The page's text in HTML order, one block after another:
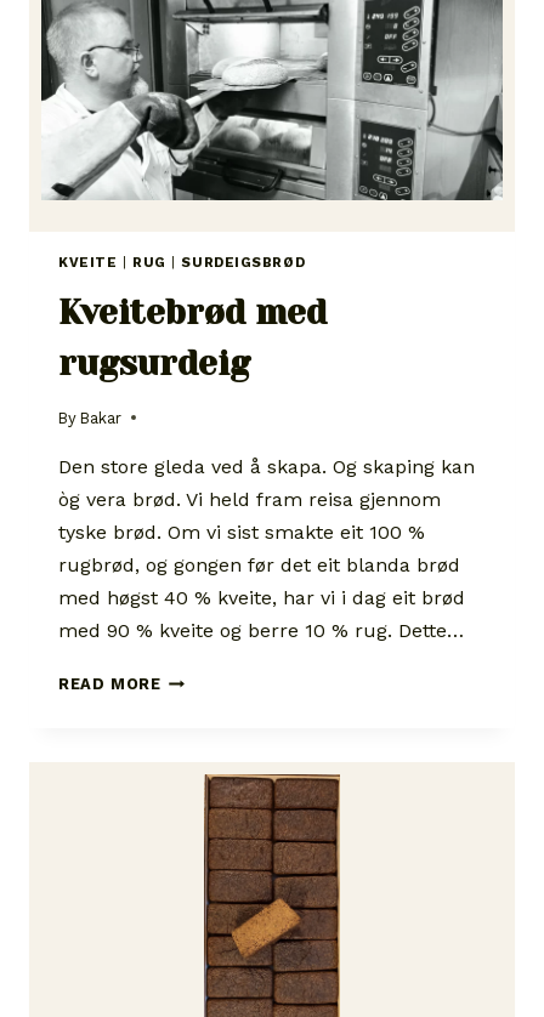
KVEITE RUG |SURDEIGSBRØD
Kveitebrød med
rugsurdeig
By Bakar
Den store gleda ved å skapa. Og skaping kan
òg vera brød. Vi held fram reisa gjennom
tyske brød. Om vi sist smakte eit 100 %
rugbrød, og gongen før det eit blanda brød
med høgst 40 % kveite, har vi i dag eit brød
med 90 % kveite og berre 10 % rug. Dette…
READ MOREKVEITEBRØD